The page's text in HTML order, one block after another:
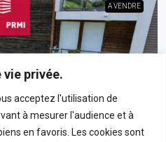
privée.
acceptez l'utilisation de
à mesurer l'audience et à
en favoris. Les cookies sont
A VENDRE